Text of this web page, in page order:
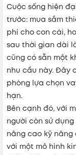
Cuộc sống hiện
trước: mua sắm
phí cho con cái,
sau thời gian dài
cũng có sẵn một
nhu cầu này. Đây
phòng lựa chọn
hạn.
Bên cạnh đó, với
người còn sử
nâng cao kỹ năng
với một mô hình